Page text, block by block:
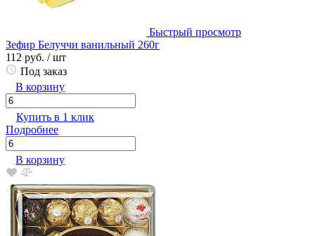
Быстрый просмотр
Зефир Белуччи ванильный 260г
112 руб. / шт
Под заказ
В корзину
Купить в 1 клик
Подробнее
В корзину